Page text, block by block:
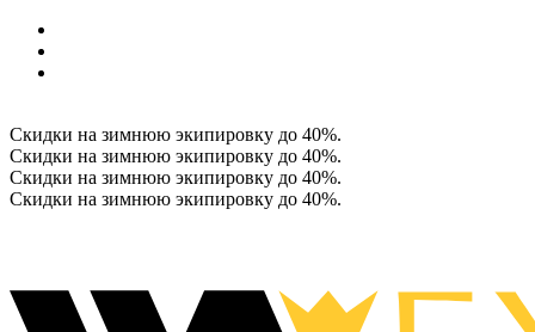
Скидки на зимнюю экипировку до 40%.
Скидки на зимнюю экипировку до 40%.
Скидки на зимнюю экипировку до 40%.
Скидки на зимнюю экипировку до 40%.